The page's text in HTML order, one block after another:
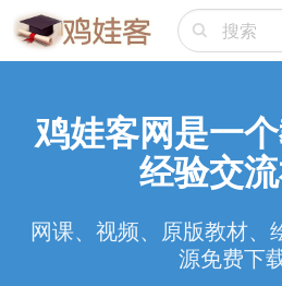
鸡娃客网是一
经验交
网课、视频、原版教材
源免费下